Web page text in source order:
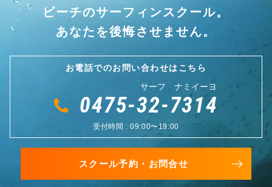
ビーチのサーフィンスクール。
あなたを後悔させません。
お電話でのお問い合わせはこちら
サーフ ナミイーヨ
0475-32-7314
受付時間 : 09:00〜19:00
スクール予約・お問合せ